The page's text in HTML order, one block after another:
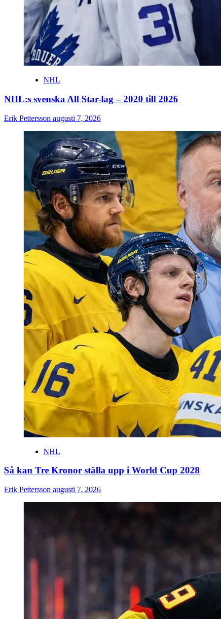
NHL
NHL:s svenska All Star-lag – 2020 till 2026
Erik Pettersson augusti 7, 2026
NHL
Så kan Tre Kronor ställa upp i World Cup 2028
Erik Pettersson augusti 7, 2026